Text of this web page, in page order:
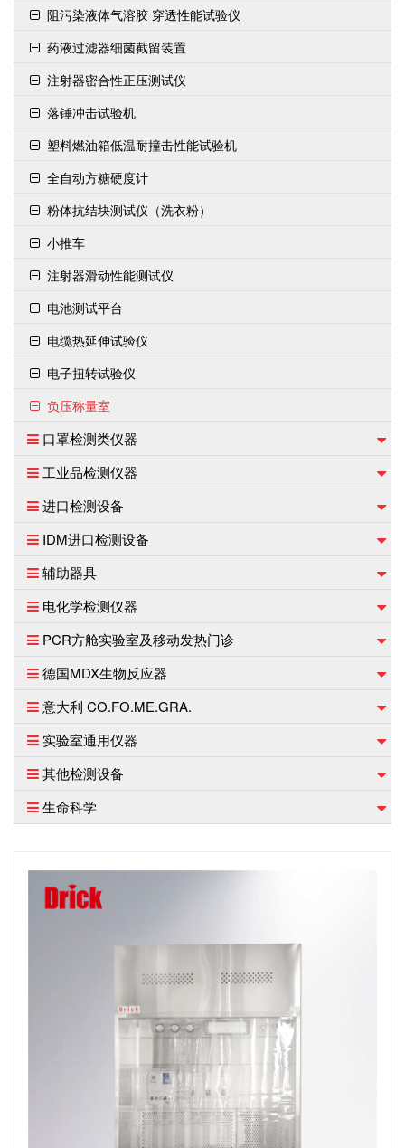
阻污染液体气溶胶 穿透性能试验仪
药液过滤器细菌截留装置
注射器密合性正压测试仪
落锤冲击试验机
塑料燃油箱低温耐撞击性能试验机
全自动方糖硬度计
粉体抗结块测试仪（洗衣粉）
小推车
注射器滑动性能测试仪
电池测试平台
电缆热延伸试验仪
电子扭转试验仪
负压称量室
口罩检测类仪器
工业品检测仪器
进口检测设备
IDM进口检测设备
辅助器具
电化学检测仪器
PCR方舱实验室及移动发热门诊
德国MDX生物反应器
意大利 CO.FO.ME.GRA.
实验室通用仪器
其他检测设备
生命科学